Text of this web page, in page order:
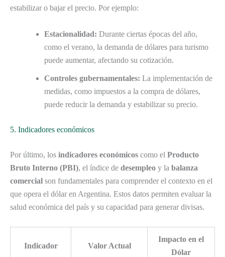
estabilizar o bajar el precio. Por ejemplo:
Estacionalidad: Durante ciertas épocas del año,
como el verano, la demanda de dólares para turismo
puede aumentar, afectando su cotización.
Controles gubernamentales: La implementación de
medidas, como impuestos a la compra de dólares,
puede reducir la demanda y estabilizar su precio.
5. Indicadores económicos
Por último, los indicadores económicos como el Producto
Bruto Interno (PBI), el índice de desempleo y la balanza
comercial son fundamentales para comprender el contexto en el
que opera el dólar en Argentina. Estos datos permiten evaluar la
salud económica del país y su capacidad para generar divisas.
Indicador Valor Actual
Impacto en el
Dólar